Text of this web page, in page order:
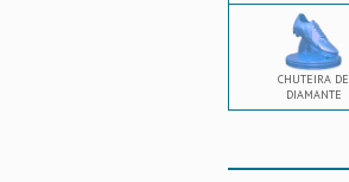
CHUTEIRA DE
DIAMANTE